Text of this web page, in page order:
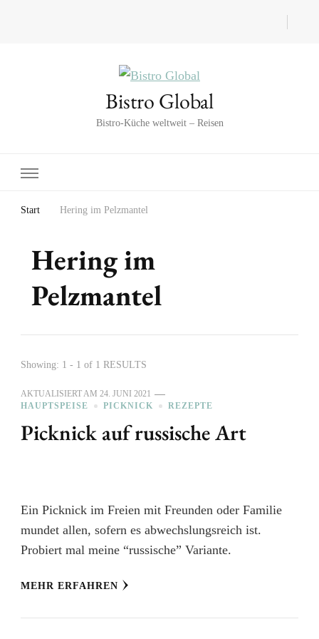
Bistro Global
Bistro-Küche weltweit – Reisen
Start Hering im Pelzmantel
Hering im
Pelzmantel
Showing: 1 - 1 of 1 RESULTS
AKTUALISIERT AM 24. JUNI 2021
HAUPTSPEISE
PICKNICK REZEPTE
Picknick auf russische Art
Ein Picknick im Freien mit Freunden oder Familie
mundet allen, sofern es abwechslungsreich ist.
Probiert mal meine “russische” Variante.
MEHR ERFAHREN